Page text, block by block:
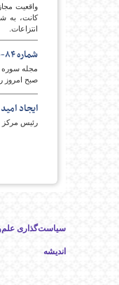
امروز
واقعیت
کانت، به
انتزاعات.
شماره ۸۴-۸۵ مجله‌ فرهنگی تحلیلی سوره‌ اندیشه منتشر شد
صبح امروز
ایجاد
رئیس مركز
سیاست‌گذاری
اندیشه